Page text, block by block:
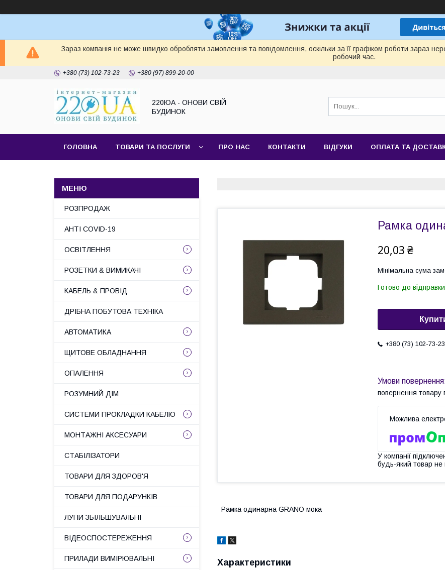
Зараз компанія не може швидко обробляти замовлення та повідомлення, оскільки за її графіком роботи зараз
робочий час.
+380 (73) 102-73-23 +380 (97) 899-20-00
220ЮА - ОНОВИ СВІЙ
БУДИНОК
ГОЛОВНА ТОВАРИ ТА ПОСЛУГИ ПРО НАС КОНТАКТИ ВІДГУКИ ОПЛАТА ТА
Рамка
20,03 ₴
Мінімальна сума
Готово до відправки
+380 (73) 102-73-23
повернення товару
У компанії
будь-який товар
Рамка одинарна GRANO мока
Характеристики
РОЗПРОДАЖ
АНТІ COVID-19
ОСВІТЛЕННЯ
РОЗЕТКИ & ВИМИКАЧІ
КАБЕЛЬ & ПРОВІД
ДРІБНА ПОБУТОВА ТЕХНІКА
АВТОМАТИКА
ЩИТОВЕ ОБЛАДНАННЯ
ОПАЛЕННЯ
РОЗУМНИЙ ДІМ
СИСТЕМИ ПРОКЛАДКИ КАБЕЛЮ
МОНТАЖНІ АКСЕСУАРИ
СТАБІЛІЗАТОРИ
ТОВАРИ ДЛЯ ЗДОРОВ'Я
ТОВАРИ ДЛЯ ПОДАРУНКІВ
ЛУПИ ЗБІЛЬШУВАЛЬНІ
ВІДЕОСПОСТЕРЕЖЕННЯ
ПРИЛАДИ ВИМІРЮВАЛЬНІ